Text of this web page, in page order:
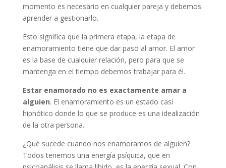
momento es necesario en cualquier pareja y debemos
aprender a gestionarlo.
Esto significa que la primera etapa, la etapa de
enamoramiento tiene que dar paso al amor. El amor
es la base de cualquier relación, pero para que se
mantenga en el tiempo debemos trabajar para él.
Estar enamorado no es exactamente amar a
alguien. El enamoramiento es un estado casi
hipnótico donde lo que se produce es una idealización
de la otra persona.
¿Qué sucede cuando nos enamoramos de alguien?
Todos tenemos una energía psíquica, que en